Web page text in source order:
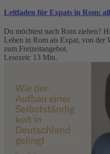
Leitfaden für Expats in Rom:
Du möchtest nach Rom ziehen?
Leben in Rom als Expat, von der
zum Freizeitangebot.
Lesezeit: 13 Min.